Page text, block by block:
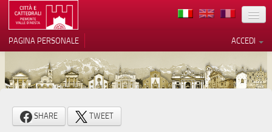
TERRITORIO
ARCHITETTURE
MUSEI
ACCEDI
PAGINA PERSONALE
SHARE TWEET
Le tue preferenze relative alla